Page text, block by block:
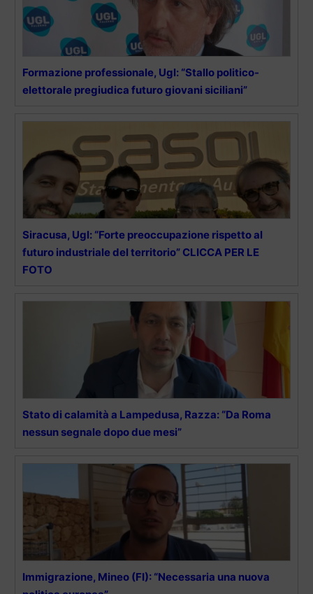
Formazione professionale, Ugl: “Stallo politico-
elettorale pregiudica futuro giovani siciliani”
Siracusa, Ugl: “Forte preoccupazione rispetto al
futuro industriale del territorio” CLICCA PER LE
FOTO
Stato di calamità a Lampedusa, Razza: “Da Roma
nessun segnale dopo due mesi”
Immigrazione, Mineo (FI): “Necessaria una nuova